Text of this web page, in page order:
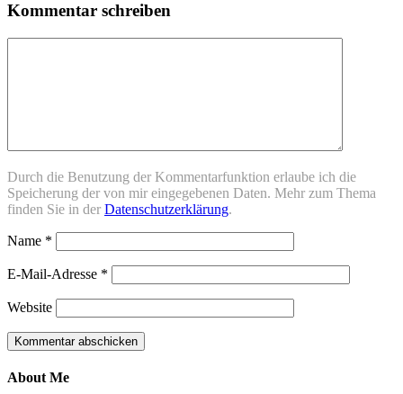
Kommentar schreiben
Durch die Benutzung der Kommentarfunktion erlaube ich die
Speicherung der von mir eingegebenen Daten. Mehr zum Thema
finden Sie in der Datenschutzerklärung.
Name *
E-Mail-Adresse *
Website
About Me